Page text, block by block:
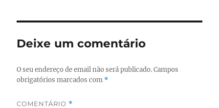
Deixe um comentário
O seu endereço de email não será publicado. Campos
obrigatórios marcados com *
COMENTÁRIO *